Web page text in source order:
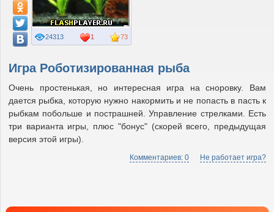
Игра Роботизированная рыба
Очень простенькая, но интересная игра на сноровку. Вам
дается рыбка, которую нужно накормить и не попасть в пасть к
рыбкам побольше и пострашней. Управление стрелками. Есть
три варианта игры, плюс "бонус" (скорей всего, предыдущая
версия этой игры).
Комментариев: 0 Не работает игра?
73
24313 1